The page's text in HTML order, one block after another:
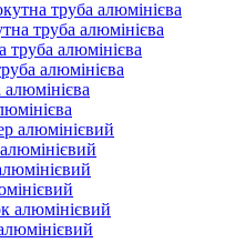
труба алюмінієва
алюмінієва